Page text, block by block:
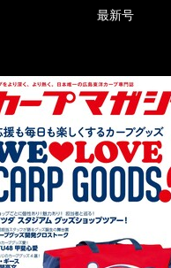
最新号